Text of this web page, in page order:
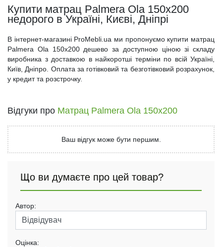
Купити матрац Palmera Ola 150x200
недорого в Україні, Києві, Дніпрі
В інтернет-магазині ProMebli.ua ми пропонуємо купити матрац
Palmera Ola 150x200 дешево за доступною ціною зі складу
виробника з доставкою в найкоротші терміни по всій Україні,
Київ, Дніпро. Оплата за готівковий та безготівковий розрахунок,
у кредит та розстрочку.
Відгуки про Матрац Palmera Ola 150x200
Ваш відгук може бути першим.
Що ви думаєте про цей товар?
Автор:
Оцінка: